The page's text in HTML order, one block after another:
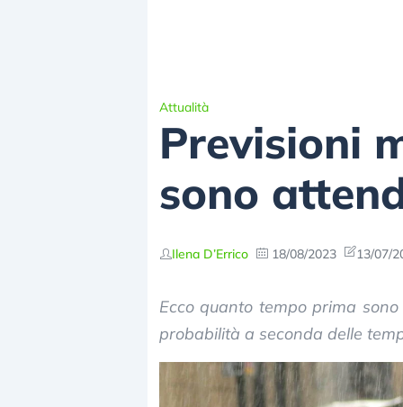
Attualità
Previsioni
sono
Ilena D’Errico 18/08/2023 13/07/
Ecco quanto tempo prima
probabilità a seconda delle